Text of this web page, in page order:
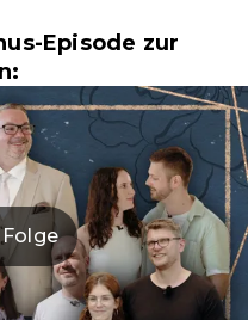
Episode zur
Folge